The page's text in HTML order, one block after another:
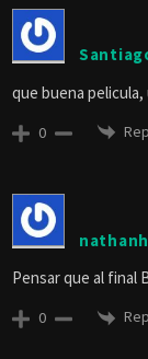
que buena
0
Pensar que al final
0